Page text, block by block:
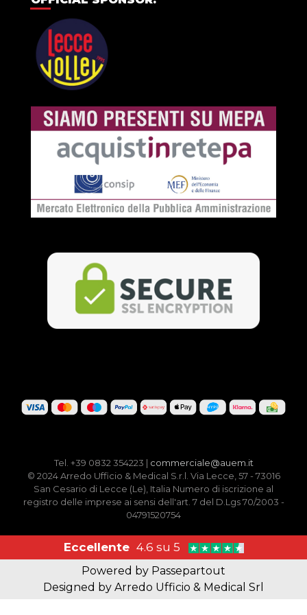
Tel. +39 0832 354223 | commerciale@auem.it
© 2024 Arredo Ufficio & Medical S.r.l. Via Lecce, 57 - 73016
San Cesario di Lecce (Le), Italia Numero di iscrizione al
registro delle imprese ai sensi dell'art. 7 del D.Lgs 70/2003 -
04791520754
Eccellente 4.6 su 5
Powered by Passepartout
Designed by Arredo Ufficio & Medical Srl